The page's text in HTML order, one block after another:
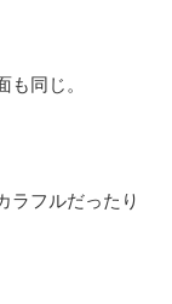
同じ。
ラフルだったり